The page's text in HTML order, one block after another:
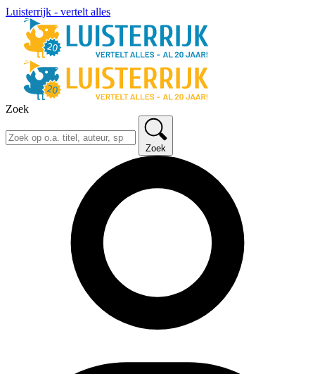
Luisterrijk - vertelt alles
Zoek
Zoek